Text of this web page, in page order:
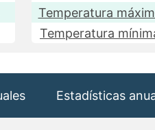
Temperatura
Temperatura
Estadísticas